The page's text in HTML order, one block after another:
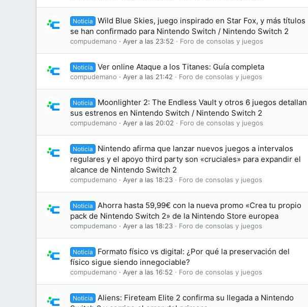
Noticia
Wild Blue Skies, juego inspirado en Star Fox, y más títulos
se han confirmado para Nintendo Switch / Nintendo Switch 2
compudemano Ayer a las 23:52 Foro de consolas y juegos
Noticia Ver online Ataque a los Titanes: Guía completa
compudemano Ayer a las 21:42 Foro de consolas y juegos
Noticia
Moonlighter 2: The Endless Vault y otros 6 juegos detallan
sus estrenos en Nintendo Switch / Nintendo Switch 2
compudemano Ayer a las 20:02 Foro de consolas y juegos
Noticia
Nintendo afirma que lanzar nuevos juegos a intervalos
regulares y el apoyo third party son «cruciales» para expandir el
alcance de Nintendo Switch 2
compudemano Ayer a las 18:23 Foro de consolas y juegos
Noticia
Ahorra hasta 59,99€ con la nueva promo «Crea tu propio
pack de Nintendo Switch 2» de la Nintendo Store europea
compudemano Ayer a las 18:23 Foro de consolas y juegos
Noticia
Formato físico vs digital: ¿Por qué la preservación del
físico sigue siendo innegociable?
compudemano Ayer a las 16:52 Foro de consolas y juegos
Noticia
Aliens: Fireteam Elite 2 confirma su llegada a Nintendo